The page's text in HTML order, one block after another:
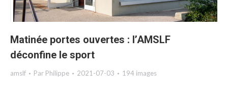
Matinée portes ouvertes : l’AMSLF
déconfine le sport
amslf Par Philippe 2021-07-03 194 images